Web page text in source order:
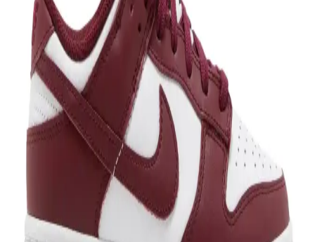
Bu makalede Puma'nın Carina Street ve Caven 2.0 Jr 05 Renk
modellerini tasarım, konfor ve kullanıcı deneyimi açısından
karşılaştırıyoruz.
Lacivert Crocs ile Konfor ve Şıklığı Bir Arada
Sunan Ayakkabı Seçenekleri
Lacivert Crocs, rahatlık ve şıklığı bir arada sunan, çeşitli
modelleriyle her ortamda tercih edilen ayakkabılardır. Günlük, iş
veya tatil için ideal seçenekler sunar.
Nike ve Converse Modelleri: Klasik ve Modern Spor
Ayakkabılar Hakkında Detaylı Bilgi
Nike ve Converse modelleri, şıklık ve konforu bir arada sunar.
Klasikten moderne, spor ve günlük tarzlara uygun seçeneklerle
tarzınızı tamamlayın.